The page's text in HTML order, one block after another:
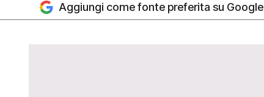
Aggiungi come fonte preferita su Google